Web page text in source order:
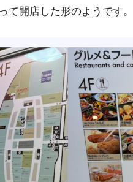
て開店した形のようです。